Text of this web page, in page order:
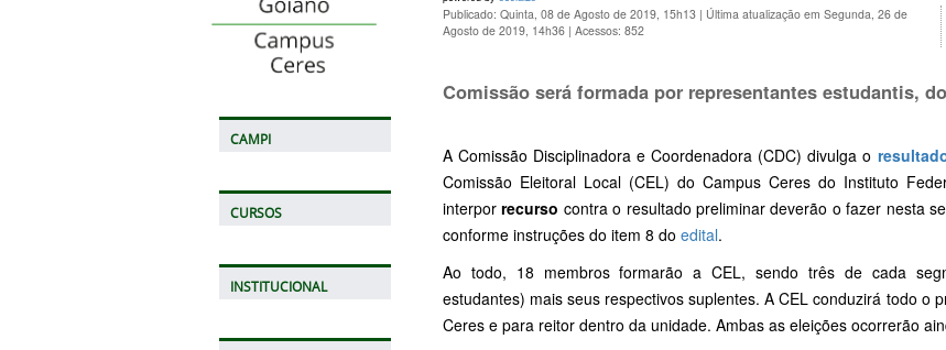
CAMPI
CURSOS
INSTITUCIONAL
Publicado: Quinta, 08 de Agosto de 2019, 15h13 | Última atualização em Segunda, 26 de
Agosto de 2019, 14h36 | Acessos: 852
Comissão será formada por representantes estudantis,
A Comissão Disciplinadora e Coordenadora (CDC) divulga o
Comissão Eleitoral Local (CEL) do Campus Ceres do Instituto
interporrecurso contra o resultado preliminar deverão o fazer nesta
conforme instruções do item 8 do edital.
Ao todo, 18 membros formarão a CEL, sendo três de cada
estudantes) mais seus respectivos suplentes. A CEL conduzirá todo o
Ceres e para reitor dentro da unidade. Ambas as eleições ocorrerão